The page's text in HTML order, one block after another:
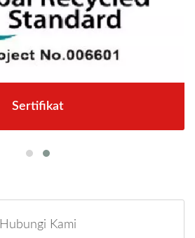
Sertifikat
Hubungi Kami